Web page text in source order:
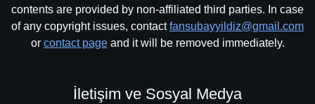
contents are provided by non-affiliated third parties. In case
of any copyright issues, contactfansubayyildiz@gmail.com
or contact pageand it will be removed immediately.
İletişim ve Sosyal Medya